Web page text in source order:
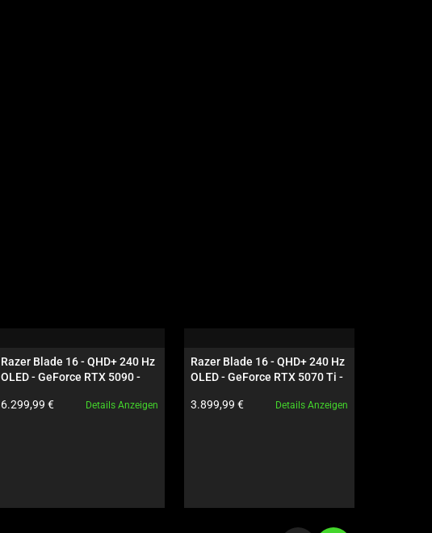
Razer Blade 16 - QHD+ 240 Hz
OLED - GeForce RTX 5090 -
Produktpreis:
6.299,99 € Details Anzeigen
Razer Blade 16 - QHD+ 240 Hz
OLED - GeForce RTX 5070 Ti -
Produktpreis:
3.899,99 € Details Anzeigen